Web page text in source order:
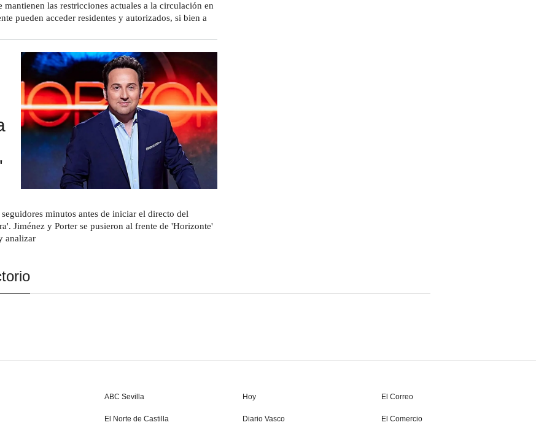
las restricciones actuales a la circulación en
pueden acceder residentes y autorizados, si bien a
minutos antes de iniciar el directo del
Jiménez y Porter se pusieron al frente de 'Horizonte'
analizar
ABC Sevilla Hoy El Correo
El Norte de Castilla Diario Vasco El Comercio